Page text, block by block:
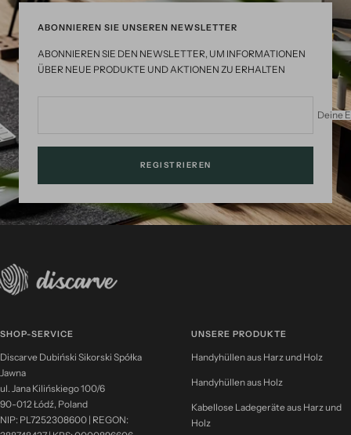
ABONNIEREN SIE UNSEREN NEWSLETTER
ABONNIEREN SIE DEN NEWSLETTER, UM INFORMATIONEN
ÜBER NEUE PRODUKTE UND AKTIONEN ZU ERHALTEN
Deine
REGISTRIEREN
SHOP-SERVICE
Discarve Dubiński Sikorski Spółka
Jawna
ul. Jana Kilińskiego 100/6
90-012 Łódź, Poland
NIP: PL7252308600 | REGON:
UNSERE PRODUKTE
Handyhüllen aus Harz und Holz
Handyhüllen aus Holz
Kabellose Ladegeräte aus Harz und
Holz